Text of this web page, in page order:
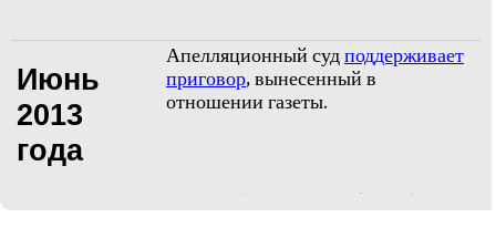
Июнь
2013
года
Апелляционный судподдерживает
приговор, вынесенный в
отношении газеты.